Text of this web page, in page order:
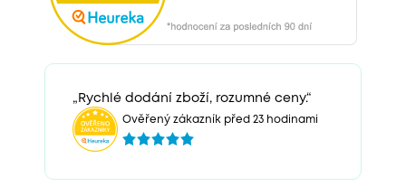
„Rychlé dodání zboží, rozumné ceny.“
Ověřený zákazník před 23 hodinami